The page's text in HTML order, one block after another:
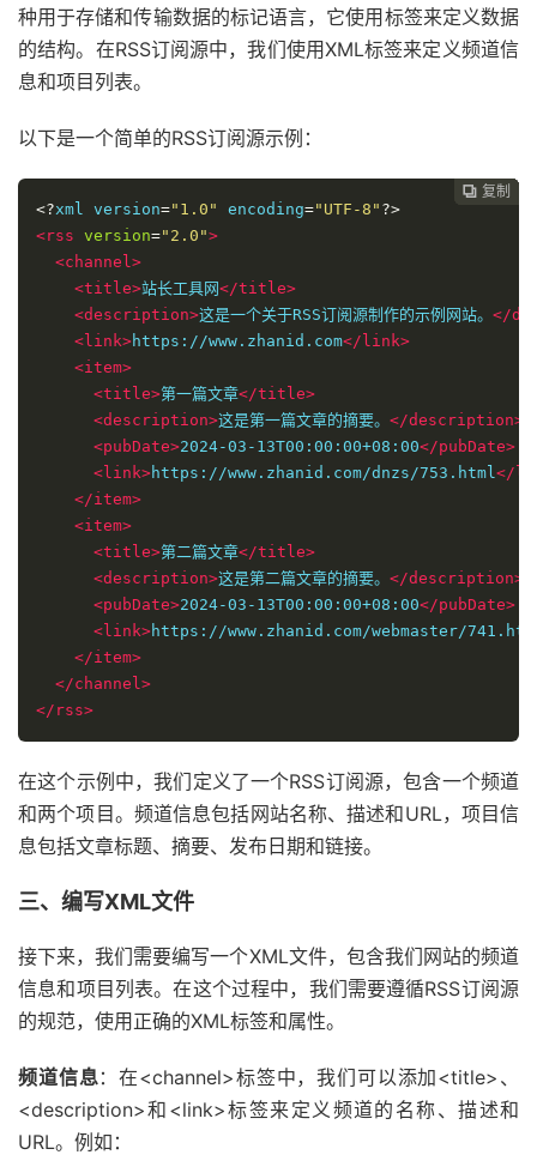
种用于存储和传输数据的标记语言，它使用标签来定义数据
的结构。在RSS订阅源中，我们使用XML标签来定义频道信
息和项目列表。
以下是一个简单的RSS订阅源示例：
 复制
 复制
 复制
 复制
 复制
 复制
<?xml version="1.0" encoding="UTF-8" ?>
<rss version="2.0">
<channel>
<title>站长工具网</title>
<description>这是一个关于RSS订阅源制作的示例网站。 </
<link>https://www.zhanid.com</link>
<item>
<title>第一篇文章</title>
<description>这是第一篇文章的摘要。 </description>
<pubDate>2024-03-13T00:00:00+08:00</pubDate>
<link>https://www.zhanid.com/dnzs/753.html</
</item>
<item>
<title>第二篇文章</title>
<description>这是第二篇文章的摘要。 </description>
<pubDate>2024-03-13T00:00:00+08:00</pubDate>
<link>https://www.zhanid.com/webmaster/
</item>
</channel>
</rss>
在这个示例中，我们定义了一个RSS订阅源，包含一个频道
和两个项目。频道信息包括网站名称、描述和URL，项目信
息包括文章标题、摘要、发布日期和链接。
三、编写XML文件
接下来，我们需要编写一个XML文件，包含我们网站的频道
信息和项目列表。在这个过程中，我们需要遵循RSS订阅源
的规范，使用正确的XML标签和属性。
频道信息：在<channel>标签中，我们可以添加<title>、
<description>和<link>标签来定义频道的名称、描述和
URL。例如：